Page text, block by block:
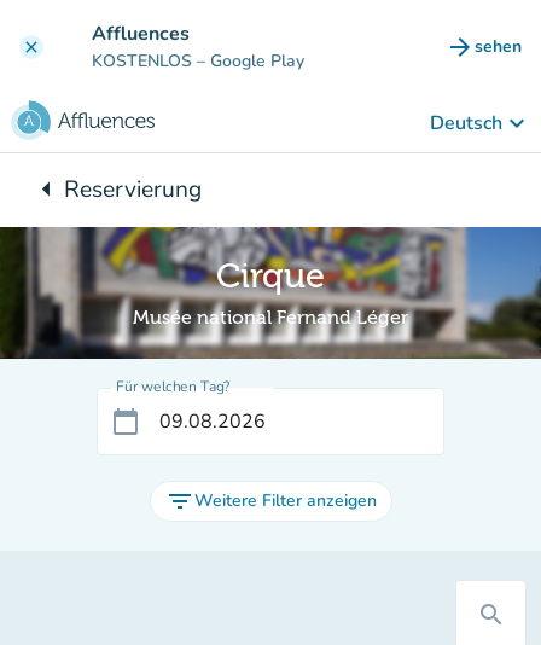
clear Affluences
KOSTENLOS – Google Play arrow_forward sehen
(new
Deutsch keyboard_arrow_down
arrow_leftZurück zu:
Reservierung
Cirque
Musée national Fernand Léger
Für welchen Tag?
calendar_today
filter_listWeitere Filter anzeigen
search